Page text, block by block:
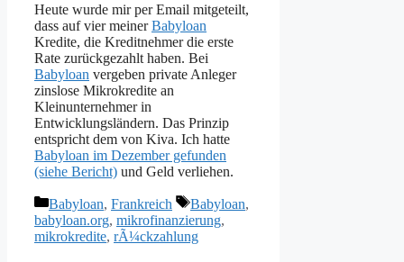
Heute wurde mir per Email mitgeteilt,
dass auf vier meinerBabyloan
Kredite, die Kreditnehmer die erste
Rate zurückgezahlt haben. Bei
Babyloan vergeben private Anleger
zinslose Mikrokredite an
Kleinunternehmer in
Entwicklungsländern. Das Prinzip
entspricht dem von Kiva. Ich hatte
Babyloan im Dezember gefunden
(siehe Bericht) und Geld verliehen.
Kategorien
Babyloan, Frankreich Schlagwörter
Babyloan,
babyloan.org, mikrofinanzierung,
mikrokredite, rÃ¼ckzahlung